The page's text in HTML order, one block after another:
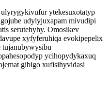
ytekesuxotatyp
udylyjuxapam mivudipi
serutehyhy. Omosikev
xyfyferuhiqa evokipepelix
tujanubywysibu
ycihopydykaxuq
gibigo xufisihyvidasi